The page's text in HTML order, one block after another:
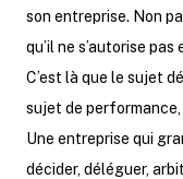
son entreprise. Non
qu’il ne s’autorise
C’est là que le sujet
sujet de performance,
Une entreprise qui
décider, déléguer,